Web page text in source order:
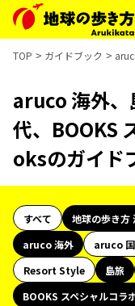
TOP ガイドブック
aruco 海外、
代、BOOKS
oksのガイド
すべて 地球の歩き方
aruco 海外
aruco
Resort Style
島旅
BOOKS スペシャルコラ